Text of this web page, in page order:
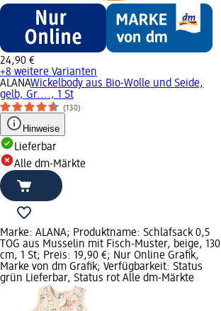
24,90 €
+8 weitere Varianten
ALANAWickelbody aus Bio-Wolle und Seide,
gelb, Gr...., 1 St
(130)
Hinweise
Lieferbar
Alle dm-Märkte
Marke: ALANA; Produktname: Schlafsack 0,5
TOG aus Musselin mit Fisch-Muster, beige, 130
cm, 1 St; Preis: 19,90 €; Nur Online Grafik,
Marke von dm Grafik; Verfügbarkeit: Status
grün Lieferbar, Status rot Alle dm-Märkte